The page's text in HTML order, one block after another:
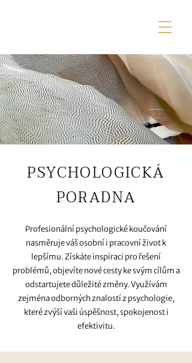
PSYCHOLOGICKÁ
PORADNA
Profesionální psychologické koučování
nasměruje váš osobní i pracovní život k
lepšímu. Získáte inspiraci pro řešení
problémů, objevíte nové cesty ke svým cílům a
odstartujete důležité změny. Využívám
zejména odborných znalostí z psychologie,
které zvýší vaši úspěšnost, spokojenost i
efektivitu.